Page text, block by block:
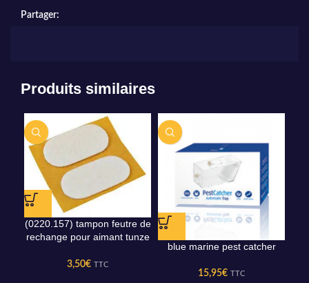
Partager:
Produits similaires
(0220.157) tampon feutre de
rechange pour aimant tunze
3,50€ TTC
blue marine pest catcher
15,95€ TTC